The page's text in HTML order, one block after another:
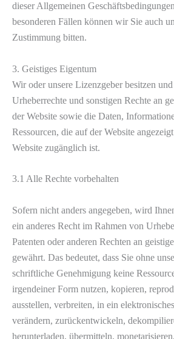
dieser Allgemeinen
besonderen Fällen können wir Sie auch
Zustimmung bitten.
3. Geistiges Eigentum
Wir oder unsere Lizenzgeber besitzen
Urheberrechte und sonstigen Rechte an
der Website sowie die Daten,
Ressourcen, die auf der Website
Website zugänglich ist.
3.1 Alle Rechte vorbehalten
Sofern nicht anders angegeben, wird
ein anderes Recht im Rahmen von
Patenten oder anderen Rechten an
gewährt. Das bedeutet, dass Sie ohne
schriftliche Genehmigung keine
irgendeiner Form nutzen, kopieren,
ausstellen, verbreiten, in ein
verändern, zurückentwickeln,
herunterladen, übermitteln,